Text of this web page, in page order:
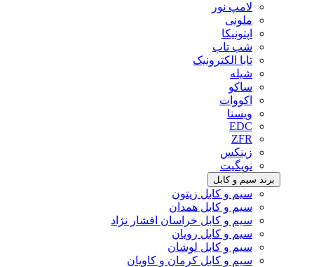
لامپ نور
ملونی
اپتونیکا
شب تاب
تابا الکترونیک
شیله
ساکو
اکووات
ویسنا
EDC
ZFR
زینکس
نویگیت
برند سیم و کابل
سیم و کابل زیتون
سیم و کابل همدان
سیم و کابل خراسان افشار نژاد
سیم و کابل رویان
سیم و کابل لوشان
سیم و کابل کرمان و کاویان